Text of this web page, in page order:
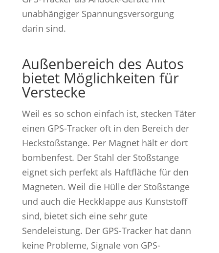
unabhängiger Spannungsversorgung
darin sind.
Außenbereich des Autos
bietet Möglichkeiten für
Verstecke
Weil es so schon einfach ist, stecken Täter
einen GPS-Tracker oft in den Bereich der
Heckstoßstange. Per Magnet hält er dort
bombenfest. Der Stahl der Stoßstange
eignet sich perfekt als Haftfläche für den
Magneten. Weil die Hülle der Stoßstange
und auch die Heckklappe aus Kunststoff
sind, bietet sich eine sehr gute
Sendeleistung. Der GPS-Tracker hat dann
keine Probleme, Signale von GPS-